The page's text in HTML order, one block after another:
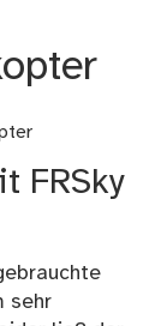
FRSky
sehr